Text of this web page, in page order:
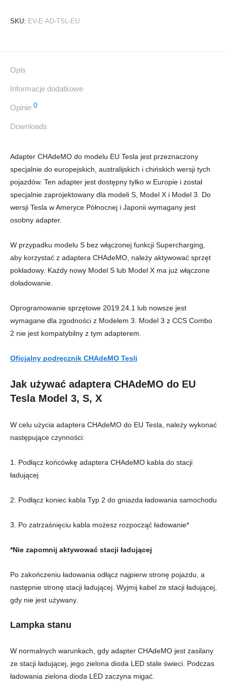
SKU: EV-E-AD-TSL-EU
Opis
Informacje dodatkowe
Opinie 0
Downloads
Adapter CHAdeMO do modelu EU Tesla jest przeznaczony
specjalnie do europejskich, australijskich i chińskich wersji tych
pojazdów. Ten adapter jest dostępny tylko w Europie i został
specjalnie zaprojektowany dla modeli S, Model X i Model 3. Do
wersji Tesla w Ameryce Północnej i Japonii wymagany jest
osobny adapter.
W przypadku modelu S bez włączonej funkcji Supercharging,
aby korzystać z adaptera CHAdeMO, należy aktywować sprzęt
pokładowy. Każdy nowy Model S lub Model X ma już włączone
doładowanie.
Oprogramowanie sprzętowe 2019.24.1 lub nowsze jest
wymagane dla zgodności z Modelem 3. Model 3 z CCS Combo
2 nie jest kompatybilny z tym adapterem.
Oficjalny podręcznik CHAdeMO Tesli
Jak używać adaptera CHAdeMO do EU
Tesla Model 3, S, X
W celu użycia adaptera CHAdeMO do EU Tesla, należy wykonać
następujące czynności:
1. Podłącz końcówkę adaptera CHAdeMO kabla do stacji
ładującej
2. Podłącz koniec kabla Typ 2 do gniazda ładowania samochodu
3. Po zatrzaśnięciu kabla możesz rozpocząć ładowanie*
*Nie zapomnij aktywować stacji ładującej
Po zakończeniu ładowania odłącz najpierw stronę pojazdu, a
następnie stronę stacji ładującej. Wyjmij kabel ze stacji ładującej,
gdy nie jest używany.
Lampka stanu
W normalnych warunkach, gdy adapter CHAdeMO jest zasilany
ze stacji ładującej, jego zielona dioda LED stale świeci. Podczas
ładowania zielona dioda LED zaczyna migać.